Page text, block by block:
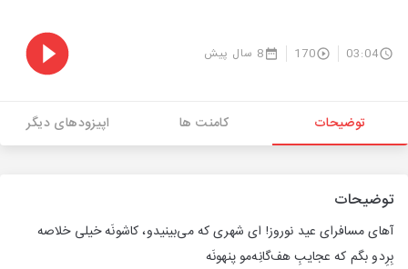
03:04
170 8 سال پیش
توضیحات کامنت ها اپیزودهای دیگر
توضیحات
آهای مسافرای عید نوروز! ای شهری که می‌بینیدو، کاشونَه خیلی خلاصه
بِرِدو بگم که عجایبِ هف‌گانِه‌مو پنهونَه